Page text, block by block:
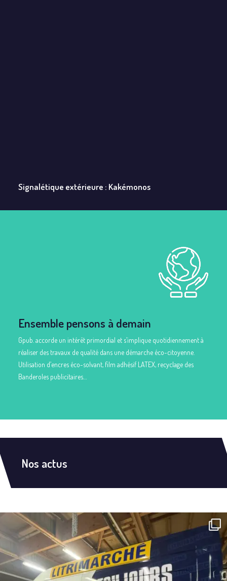
Signalétique extérieure : Kakémonos
Ensemble pensons à demain
Gpub. accorde un intérêt primordial et s’implique quotidiennement à
réaliser des travaux de qualité dans une démarche éco-citoyenne.
Utilisation d’encres éco-solvant, film adhésif LATEX, recyclage des
Banderoles publicitaires…
Nos actus